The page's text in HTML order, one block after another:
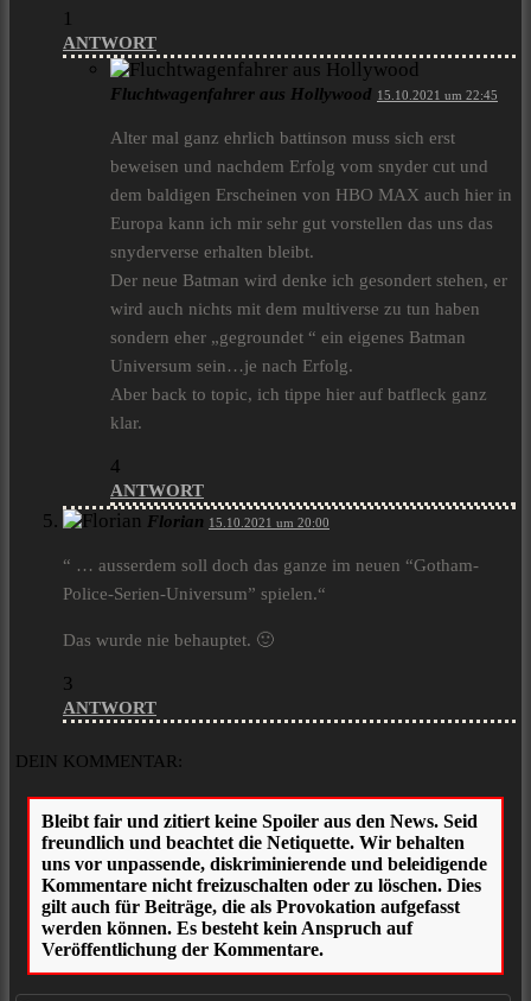
1
ANTWORT
Fluchtwagenfahrer aus Hollywood 15.10.2021 um 22:45
Alter mal ganz ehrlich battinson muss sich erst
beweisen und nachdem Erfolg vom snyder cut und
dem baldigen Erscheinen von HBO MAX auch hier in
Europa kann ich mir sehr gut vorstellen das uns das
snyderverse erhalten bleibt.
Der neue Batman wird denke ich gesondert stehen, er
wird auch nichts mit dem multiverse zu tun haben
sondern eher „gegroundet “ ein eigenes Batman
Universum sein…je nach Erfolg.
Aber back to topic, ich tippe hier auf batfleck ganz
klar.
4
ANTWORT
Florian 15.10.2021 um 20:00
“ … ausserdem soll doch das ganze im neuen “Gotham-
Police-Serien-Universum” spielen.“
Das wurde nie behauptet. 🙂
3
ANTWORT
DEIN KOMMENTAR: